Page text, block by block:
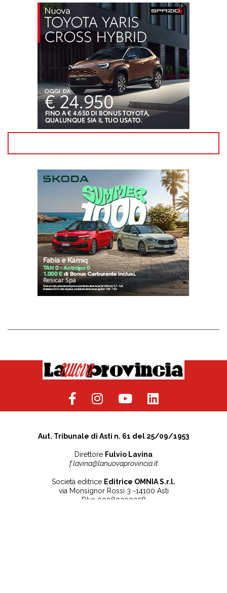
Aut. Tribunale di Asti n. 61 del 25/09/1953
Direttore Fulvio Lavina
f.lavina@lanuovaprovincia.it
Società editrice Editrice OMNIA S.r.l.
via Monsignor Rossi 3 -14100 Asti
P.Iva 00080200058